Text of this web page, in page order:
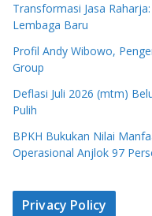
Transformasi Jasa
Lembaga Baru
Profil Andy Wibowo,
Group
Deflasi Juli 2026 (mtm)
Pulih
BPKH Bukukan Nilai
Operasional Anjlok 97
Privacy Policy